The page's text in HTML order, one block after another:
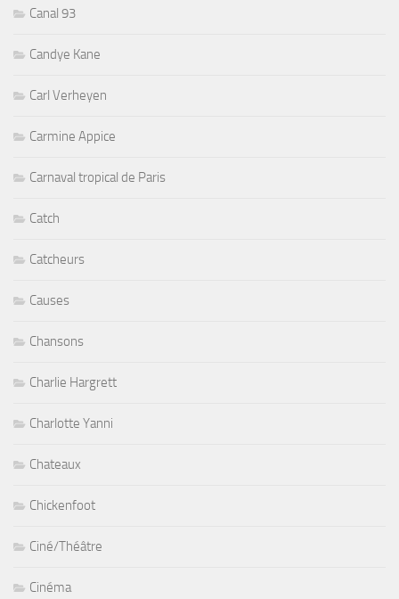
Canal 93
Candye Kane
Carl Verheyen
Carmine Appice
Carnaval tropical de Paris
Catch
Catcheurs
Causes
Chansons
Charlie Hargrett
Charlotte Yanni
Chateaux
Chickenfoot
Ciné/Théâtre
Cinéma